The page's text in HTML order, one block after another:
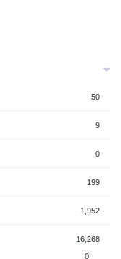
50
9
0
199
1,952
16,268
0